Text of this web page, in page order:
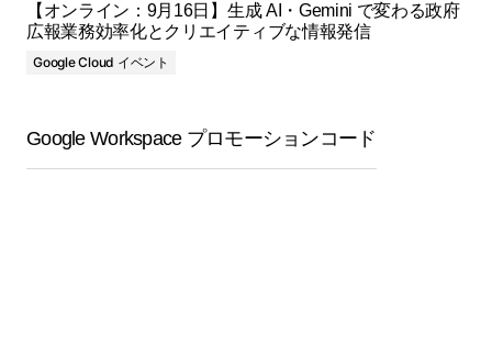
【オンライン：9月16日】生成 AI・Gemini で変わる政府
広報業務効率化とクリエイティブな情報発信
Google Cloud イベント
Google Workspace プロモーションコード